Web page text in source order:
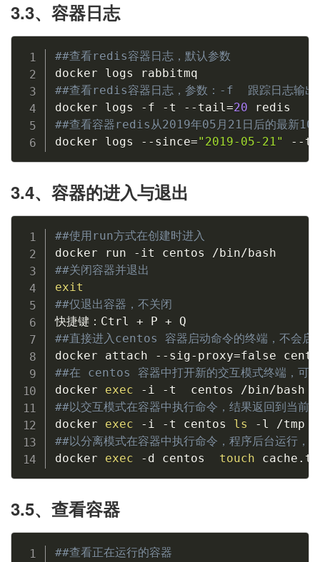
3.3、容器日志
##查看redis容器日志，默认参数
##查看redis容器日志，参数：-f  跟踪日志输
docker logs -f -t --tail=20
##查看容器redis从2019年05月21日后的最新10
docker logs --since="2019-05-21" --
3.4、容器的进入与退出
##使用run方式在创建时进入
##关闭容器并退出
exit
##仅退出容器，不关闭
##直接进入centos 容器启动命令的终端，不会
docker attach --sig-proxy=
##在 centos 容器中打开新的交互模式终端，可
docker exec
##以交互模式在容器中执行命令，结果返回到当前
docker exec -i -t centos ls
##以分离模式在容器中执行命令，程序后台运行，
docker exec -d centos touch
3.5、查看容器
##查看正在运行的容器